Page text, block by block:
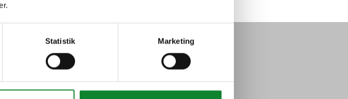
Statistik Marketing